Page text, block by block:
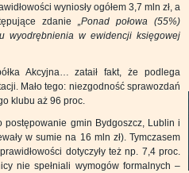
wyniosły ogółem 3,7 mln zł, a
zdanie
„Ponad połowa (55%)
wyodrębnienia w ewidencji księgowej
Akcyjna… zataił fakt, że podlega
Mało tego: niezgodność sprawozdań
klubu aż 96 proc.
postępowanie gmin Bydgoszcz, Lublin i
w sumie na 16 mln zł). Tymczasem
dotyczyły też np. 7,4 proc.
nie spełniali wymogów formalnych –